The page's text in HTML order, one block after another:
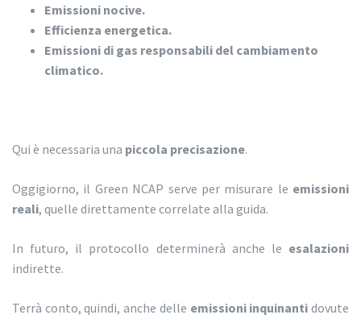
Emissioni nocive.
Efficienza energetica.
Emissioni di gas responsabili del cambiamento
climatico.
Qui è necessaria una piccola precisazione.
Oggigiorno, il Green NCAP serve per misurare le emissioni
reali, quelle direttamente correlate alla guida.
In futuro, il protocollo determinerà anche le esalazioni
indirette.
Terrà conto, quindi, anche delle emissioni inquinanti dovute